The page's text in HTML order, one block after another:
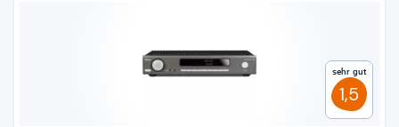
Sehr gut
1,5